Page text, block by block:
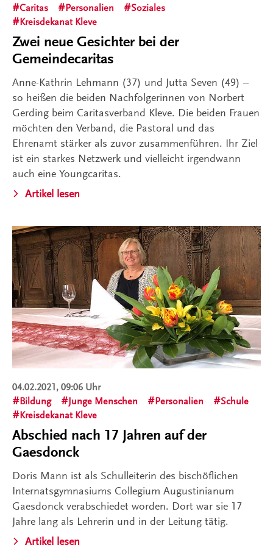
Caritas
Personalien
Soziales
Kreisdekanat Kleve
Zwei neue Gesichter bei der
Gemeindecaritas
Anne-Kathrin Lehmann (37) und Jutta Seven (49) –
so heißen die beiden Nachfolgerinnen von Norbert
Gerding beim Caritasverband Kleve. Die beiden Frauen
möchten den Verband, die Pastoral und das
Ehrenamt stärker als zuvor zusammenführen. Ihr Ziel
ist ein starkes Netzwerk und vielleicht irgendwann
auch eine Youngcaritas.
Artikel lesen
04.02.2021, 09:06 Uhr
Bildung
Junge Menschen Personalien
Schule
Kreisdekanat Kleve
Abschied nach 17 Jahren auf der
Gaesdonck
Doris Mann ist als Schulleiterin des bischöflichen
Internatsgymnasiums Collegium Augustinianum
Gaesdonck verabschiedet worden. Dort war sie 17
Jahre lang als Lehrerin und in der Leitung tätig.
Artikel lesen